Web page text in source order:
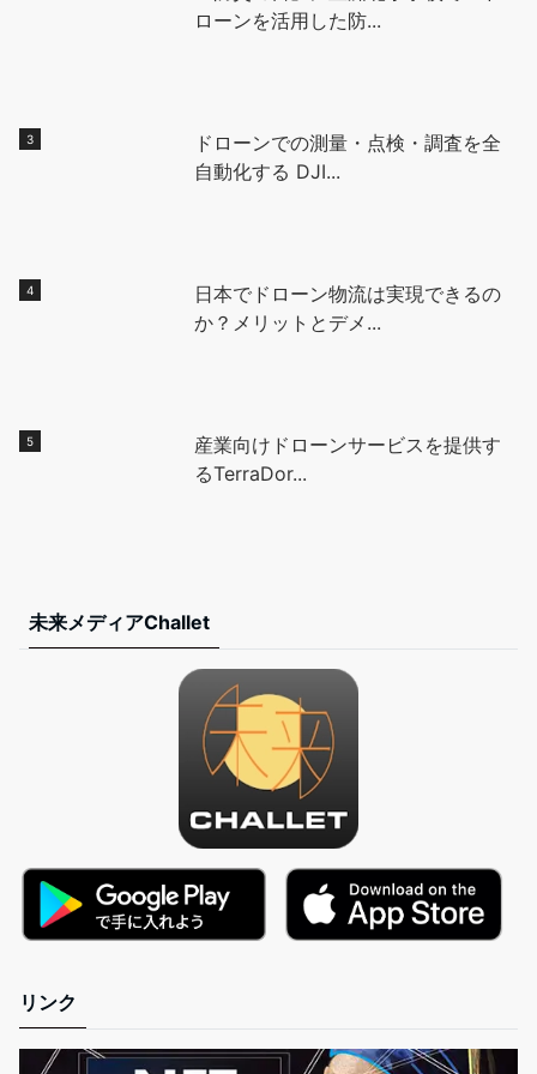
ローンを活用した防...
ドローンでの測量・点検・調査を全
自動化する DJI...
日本でドローン物流は実現できるの
か？メリットとデメ...
産業向けドローンサービスを提供す
るTerraDor...
未来メディアChallet
リンク